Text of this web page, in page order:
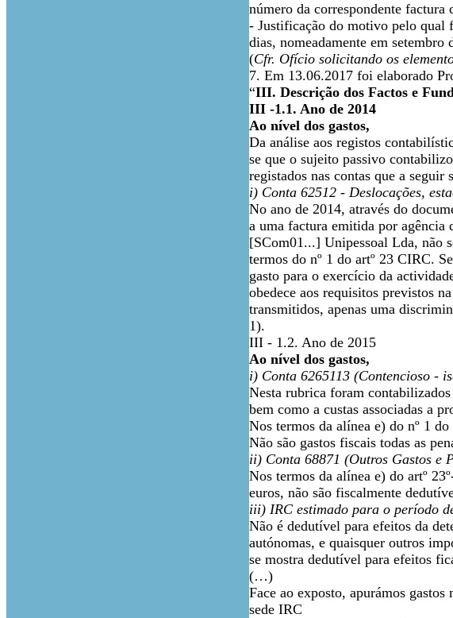
número da correspondente factura
- Justificação do motivo pelo qual
dias, nomeadamente em
(Cfr. Ofício solicitando os
7. Em 13.06.2017 foi elaborado
“III. Descrição dos Factos e
III -1.1. Ano de 2014
Ao nível dos gastos,
Da análise aos registos
se que o sujeito passivo
registados nas contas que a seguir
i) Conta 62512 - Deslocações,
No ano de 2014, através do
a uma factura emitida por agência
[SCom01...] Unipessoal Lda, não
termos do nº 1 do artº 23 CIRC.
gasto para o exercício da
obedece aos requisitos previstos
transmitidos, apenas uma
1).
III - 1.2. Ano de 2015
Ao nível dos gastos,
i) Conta 6265113 (Contencioso -
Nesta rubrica foram
bem como a custas associadas a
Nos termos da alínea e) do nº 1
Não são gastos fiscais todas as
ii) Conta 68871 (Outros Gastos e
Nos termos da alínea e) do artº
euros, não são fiscalmente
iii) IRC estimado para o período
Não é dedutível para efeitos da
autónomas, e quaisquer outros
se mostra dedutível para efeitos
(…)
Face ao exposto, apurámos
sede IRC